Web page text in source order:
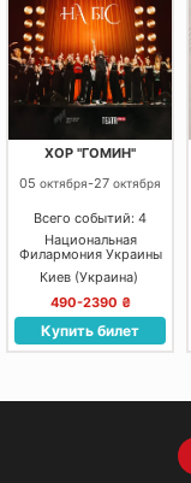
ХОР "ГОМИН"
05 октября-27 октября
Всего событий: 4
Национальная
Филармония Украины
Киев (Украина)
490-2390 ₴
Купить билет